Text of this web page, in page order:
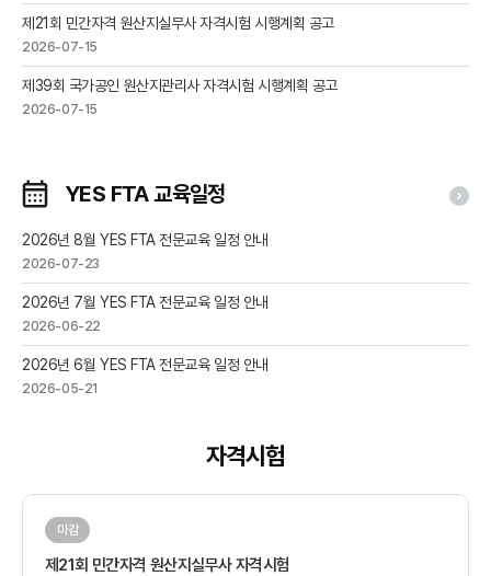
제21회 민간자격 원산지실무사 자격시험 시행계획 공고
2026-07-15
제39회 국가공인 원산지관리사 자격시험 시행계획 공고
2026-07-15
YES FTA 교육일정
2026년 8월 YES FTA 전문교육 일정 안내
2026-07-23
2026년 7월 YES FTA 전문교육 일정 안내
2026-06-22
2026년 6월 YES FTA 전문교육 일정 안내
2026-05-21
자격시험
마감
제21회 민간자격 원산지실무사 자격시험